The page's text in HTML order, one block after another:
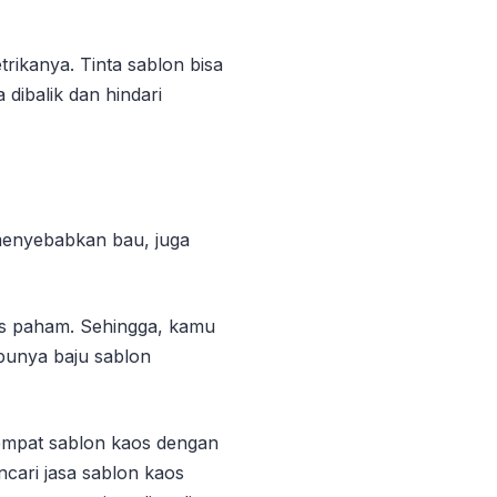
Tinta sablon bisa
dibalik dan hindari
bau, juga
paham. Sehingga, kamu
baju sablon
sablon kaos dengan
jasa sablon kaos